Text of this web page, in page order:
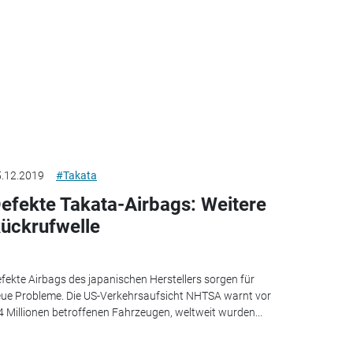
#Takata
Takata-Airbags: Weitere
Airbags des japanischen Herstellers sorgen für
Probleme. Die US-Verkehrsaufsicht NHTSA warnt vor
Millionen betroffenen Fahrzeugen, weltweit wurden...